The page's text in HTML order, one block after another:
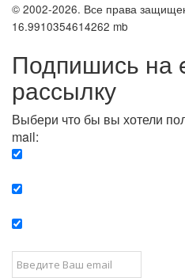
© 2002-2026. Все права
16.9910354614262 mb
Подпишись на
рассылку
Выбери что бы вы хотели
mail: